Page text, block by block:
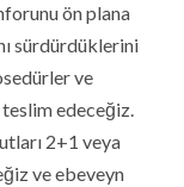
ön plana
sürdürdüklerini
ve
edeceğiz.
2+1 veya
ve ebeveyn